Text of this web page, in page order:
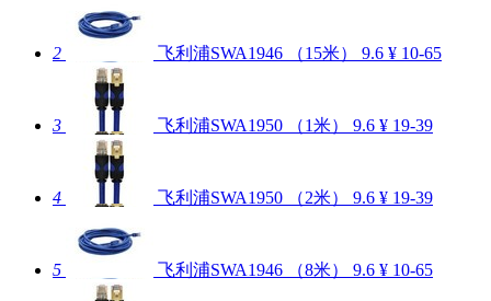
2 飞利浦SWA1946 （15米） 9.6 ¥ 10-65
3 飞利浦SWA1950 （1米） 9.6 ¥ 19-39
4 飞利浦SWA1950 （2米） 9.6 ¥ 19-39
5 飞利浦SWA1946 （8米） 9.6 ¥ 10-65